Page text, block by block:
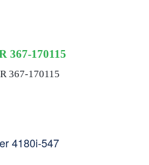
367-170115
367-170115